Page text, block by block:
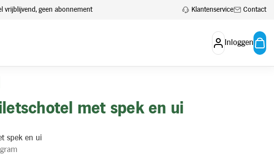
vrijblijvend, geen abonnement Klantenservice Contact
Inloggen
met spek en ui
spek en ui